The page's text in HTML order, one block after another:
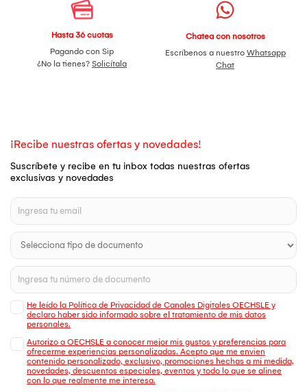
Hasta 36 cuotas
Pagando con Sip
¿No la tienes? Solicítala
Chatea con nosotros
Escríbenos a nuestro Whatsapp
Chat
¡Recibe nuestras ofertas y novedades!
Suscríbete y recibe en tu inbox todas nuestras ofertas
exclusivas y novedades
He leído la Política de Privacidad de Canales Digitales OECHSLE y
declaro haber sido informado sobre el tratamiento de mis datos
personales.
Autorizo a OECHSLE a conocer mejor mis gustos y preferencias para
ofrecerme experiencias personalizadas. Acepto que me envien
contenido personalizado, exclusivo, promociones hechas a mi medida,
novedades, descuentos especiales, eventos y todo lo que se alinee
con lo que realmente me interesa.